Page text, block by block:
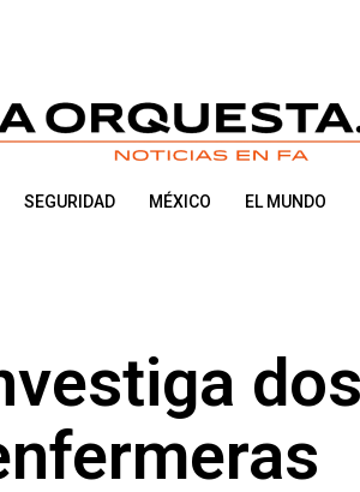
SEGURIDAD MÉXICO EL MUNDO